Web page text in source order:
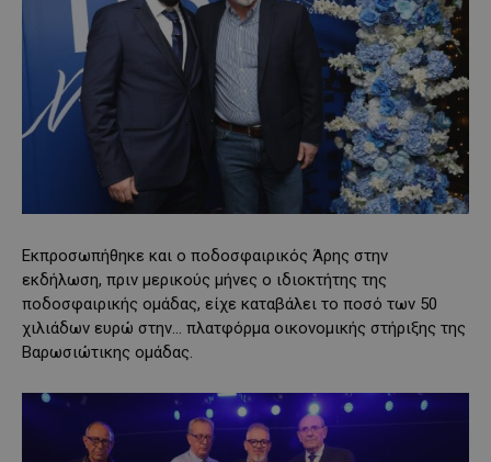
Εκπροσωπήθηκε και ο ποδοσφαιρικός Άρης στην
εκδήλωση, πριν μερικούς μήνες ο ιδιοκτήτης της
ποδοσφαιρικής ομάδας, είχε καταβάλει το ποσό των 50
χιλιάδων ευρώ στην… πλατφόρμα οικονομικής στήριξης της
Βαρωσιώτικης ομάδας.